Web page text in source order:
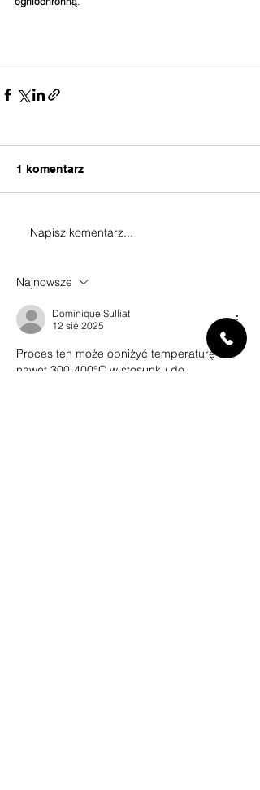
1 komentarz
Napisz komentarz...
Najnowsze
Dominique Sulliat
12 sie 2025
Proces ten może obniżyć temperaturę o
nawet 300-400°C w stosunku do